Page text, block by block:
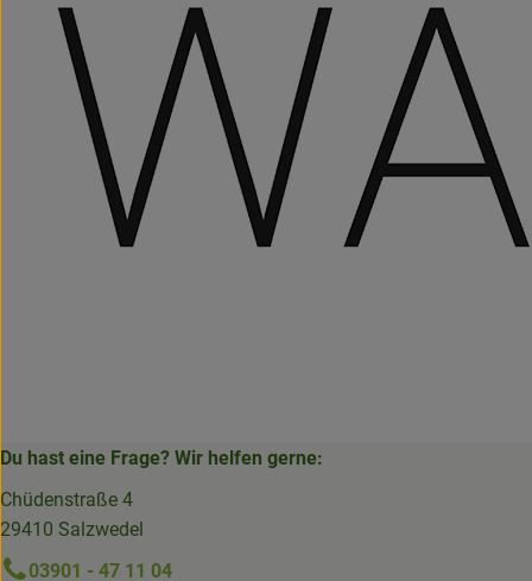
Du hast eine Frage? Wir helfen gerne:
Chüdenstraße 4
29410 Salzwedel
03901 - 47 11 04